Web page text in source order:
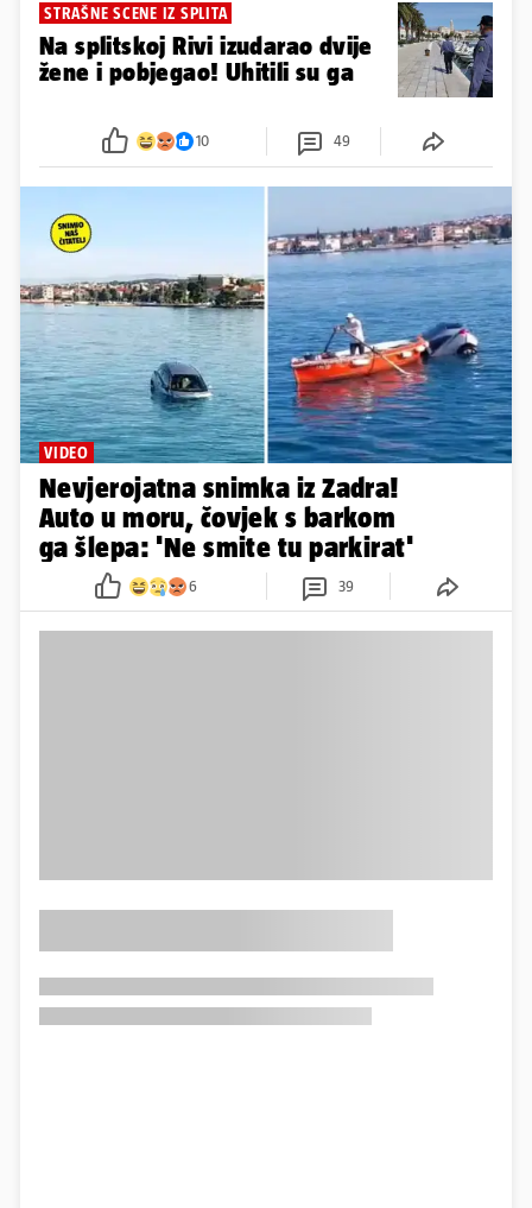
STRAŠNE SCENE IZ SPLITA
Na splitskoj Rivi izudarao dvije
žene i pobjegao! Uhitili su ga
10 49
VIDEO
Nevjerojatna snimka iz Zadra!
Auto u moru, čovjek s barkom
ga šlepa: 'Ne smite tu parkirat'
6 39